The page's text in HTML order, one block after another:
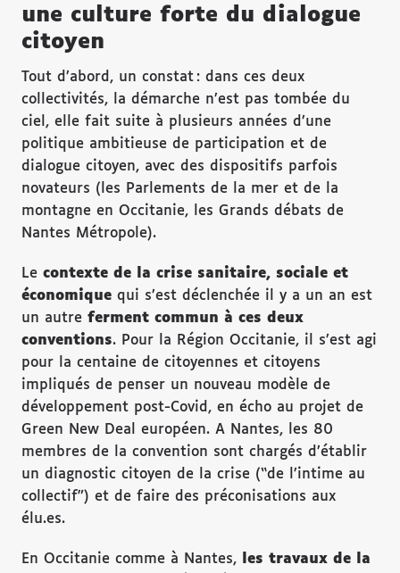
une culture forte du dialogue
citoyen
Tout d’abord, un constat : dans ces deux
collectivités, la démarche n’est pas tombée du
ciel, elle fait suite à plusieurs années d’une
politique ambitieuse de participation et de
dialogue citoyen, avec des dispositifs parfois
novateurs (les Parlements de la mer et de la
montagne en Occitanie, les Grands débats de
Nantes Métropole).
Le contexte de la crise sanitaire, sociale et
économique qui s’est déclenchée il y a un an est
un autre ferment commun à ces deux
conventions. Pour la Région Occitanie, il s’est agi
pour la centaine de citoyennes et citoyens
impliqués de penser un nouveau modèle de
développement post-Covid, en écho au projet de
Green New Deal européen. A Nantes, les 80
membres de la convention sont chargés d’établir
un diagnostic citoyen de la crise (“de l’intime au
collectif”) et de faire des préconisations aux
élu.es.
En Occitanie comme à Nantes,
les travaux de la